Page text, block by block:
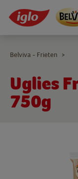
Uglies
750g
Belviva - Frieten >